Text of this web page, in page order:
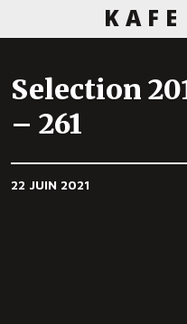
Selection
– 261
22 JUIN 2021